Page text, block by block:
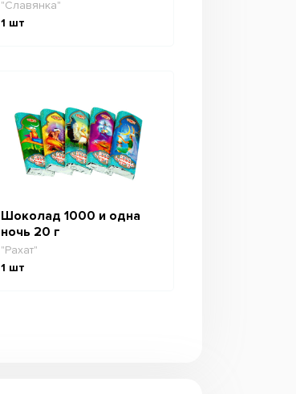
"Славянка"
1 шт
Шоколад 1000 и одна
ночь 20 г
"Рахат"
1 шт